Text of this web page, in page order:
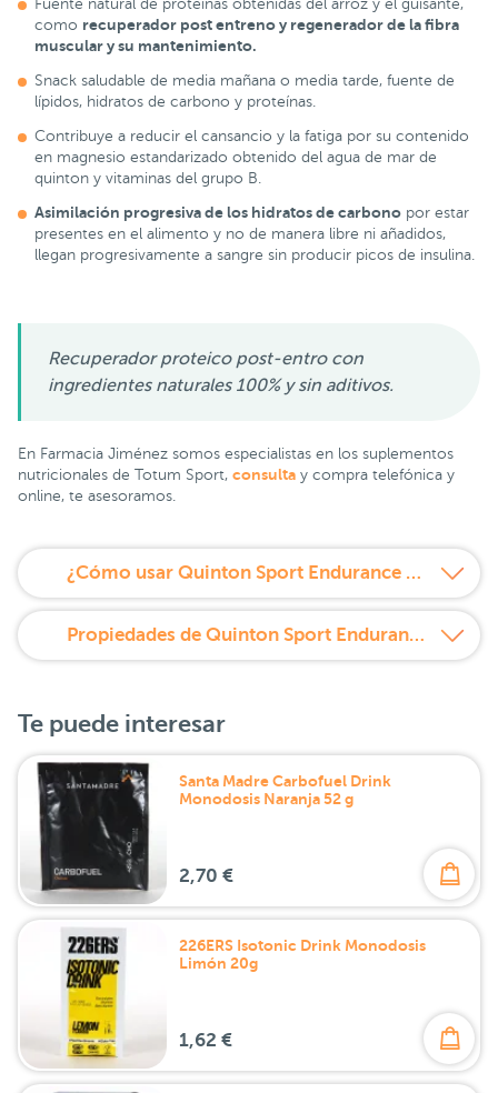
Fuente natural de proteínas obtenidas del arroz y el guisante,
como recuperador post entreno y regenerador de la fibra
muscular y su mantenimiento.
Snack saludable de media mañana o media tarde, fuente de
lípidos, hidratos de carbono y proteínas.
Contribuye a reducir el cansancio y la fatiga por su contenido
en magnesio estandarizado obtenido del agua de mar de
quinton y vitaminas del grupo B.
Asimilación progresiva de los hidratos de carbono por estar
presentes en el alimento y no de manera libre ni añadidos,
llegan progresivamente a sangre sin producir picos de insulina.
Recuperador proteico post-entro con
ingredientes naturales 100% y sin aditivos.
En Farmacia Jiménez somos especialistas en los suplementos
nutricionales de Totum Sport, consulta y compra telefónica y
online, te asesoramos.
¿Cómo usar Quinton Sport Endurance Bar Barrita Proteica Vainilla y Frutos Rojos 40 g?
Propiedades de Quinton Sport Endurance Bar Barrita Proteica Vainilla y Frutos Rojos 40 g
Te puede interesar
Santa Madre Carbofuel Drink
Monodosis Naranja 52 g
2,70 €
226ERS Isotonic Drink Monodosis
Limón 20g
1,62 €